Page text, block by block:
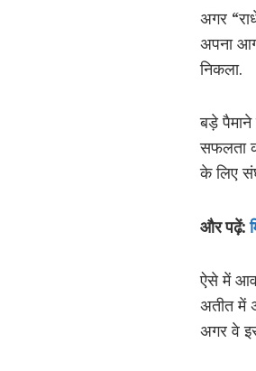
अगर
अपना
निकला.
बड़े
सफलता
के लिए
और पढ़ें:
ऐसे में
अतीत में
अगर वे